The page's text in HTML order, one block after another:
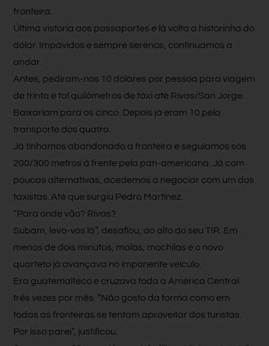
fronteira.
Última vistoria aos passaportes e lá volta a historinha do
dólar. Impávidos e sempre serenos, continuamos a
andar.
Antes, pediram-nos 10 dólares por pessoa para viagem
de trinta e tal quilómetros de táxi até Rivas/San Jorge.
Baixariam para os cinco. Depois já eram 10 pelo
transporte dos quatro.
Já tínhamos abandonado a fronteira e seguíamos sós
200/300 metros à frente pela pan-americana. Já com
poucas alternativas, acedemos a negociar com um dos
taxistas. Até que surgiu Pedro Martinez.
“Para onde vão? Rivas?
Subam, levo-vos lá”, desafiou, ao alto do seu TIR. Em
menos de dois minutos, malas, mochilas e o novo
quarteto já avançava no imponente veículo.
Era guatemalteco e cruzava toda a América Central
três vezes por mês. “Não gosto da forma como em
todas as fronteiras se tentam aproveitar dos turistas.
Por isso parei”, justificou.